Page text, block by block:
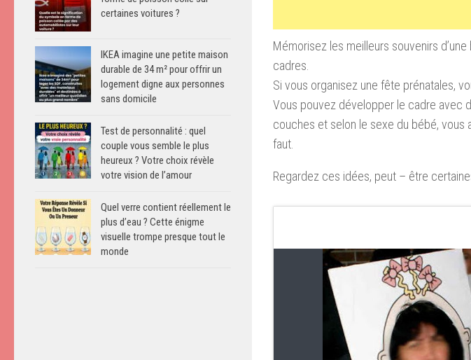
Mémorisez les meilleurs souvenirs
cadres.
Si vous organisez une fête prénatales,
Vous pouvez développer le cadre avec
couches et selon le sexe du bébé, vous
faut.
Regardez ces idées, peut – être
certaines voitures ?
IKEA imagine une petite maison
durable de 34 m² pour offrir un
logement digne aux personnes
sans domicile
Test de personnalité : quel
couple vous semble le plus
heureux ? Votre choix révèle
votre vision de l’amour
Quel verre contient réellement le
plus d’eau ? Cette énigme
visuelle trompe presque tout le
monde